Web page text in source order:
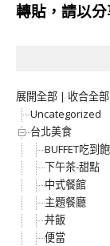
轉貼，請以
展開全部 | 收合全部
Uncategorized
台北美食
BUFFET吃到飽
下午茶-甜點
中式餐館
主題餐廳
丼飯
便當